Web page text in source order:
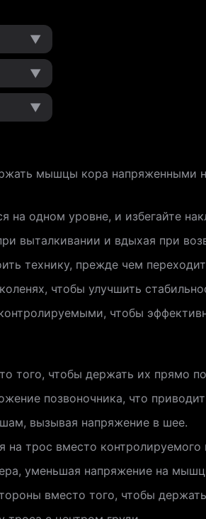
▼
▼
▼
мышцы кора напряженными
на одном уровне, и избегайте
выталкивании и вдыхая при
технику, прежде чем
чтобы улучшить
чтобы
того, чтобы держать их прямо
позвоночника, что
вызывая напряжение в шее.
на трос вместо
уменьшая напряжение на
вместо того, чтобы